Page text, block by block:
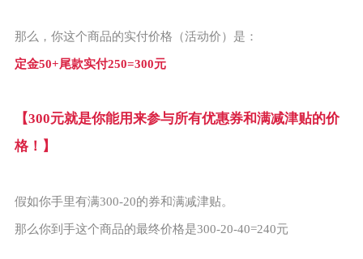
那么，你这个商品的实付价格（活动价）是：
定金50+尾款实付250=300元
【300元就是你能用来参与所有优惠券和满减津贴的价
格！】
假如你手里有满300-20的券和满减津贴。
那么你到手这个商品的最终价格是300-20-40=240元